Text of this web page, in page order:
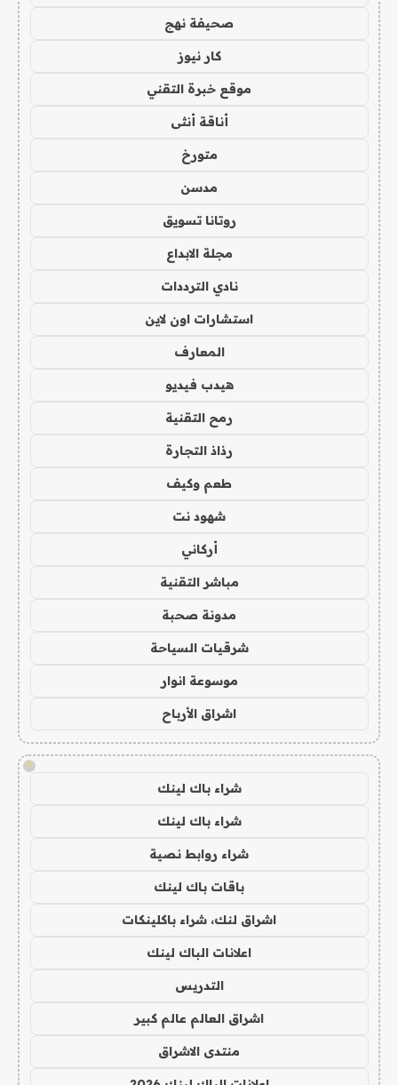
صحيفة نهج
كار نيوز
موقع خبرة التقني
أناقة أنثى
متورخ
مدسن
روتانا تسويق
مجلة الابداع
نادي الترددات
استشارات اون لاين
المعارف
هيدب فيديو
رمح التقنية
رذاذ التجارة
طعم وكيف
شهود نت
أركاني
مباشر التقنية
مدونة صحبة
شرقيات السياحة
موسوعة انوار
اشراق الأرباح
!
شراء باك لينك
شراء باك لينك
شراء روابط نصية
باقات باك لينك
اشراق لنك، شراء باكلينكات
اعلانات الباك لينك
التدريس
اشراق العالم عالم كبير
منتدى الاشراق